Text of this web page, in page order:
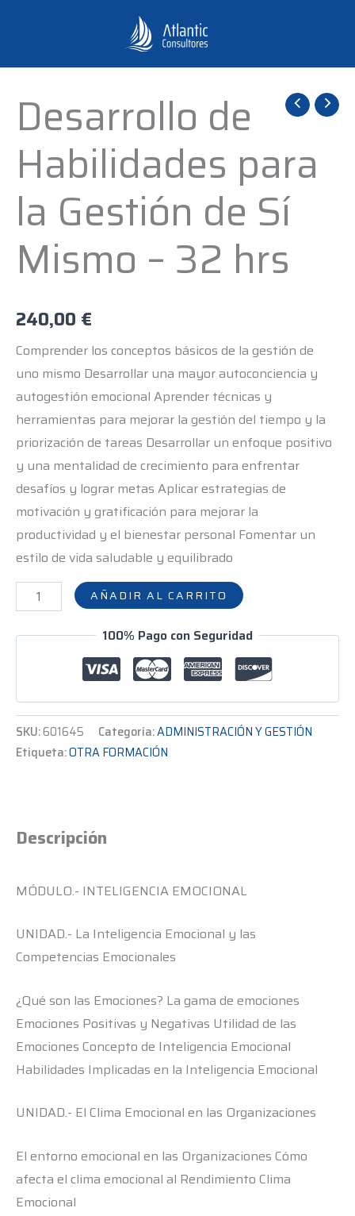
Desarrollo de
Habilidades para
la Gestión de Sí
Mismo – 32 hrs
240,00 €
Comprender los conceptos básicos de la gestión de
uno mismo Desarrollar una mayor autoconciencia y
autogestión emocional Aprender técnicas y
herramientas para mejorar la gestión del tiempo y la
priorización de tareas Desarrollar un enfoque positivo
y una mentalidad de crecimiento para enfrentar
desafíos y lograr metas Aplicar estrategias de
motivación y gratificación para mejorar la
productividad y el bienestar personal Fomentar un
estilo de vida saludable y equilibrado
Desarrollo
de
Habilidades
para
la
Gestión
de
Sí
-
hrs
cantidad
AÑADIR AL CARRITO
100% Pago con Seguridad
SKU:601645 Categoría:ADMINISTRACIÓN Y GESTIÓN
Etiqueta:OTRA FORMACIÓN
Descripción
MÓDULO.- INTELIGENCIA EMOCIONAL
UNIDAD.- La Inteligencia Emocional y las
Competencias Emocionales
¿Qué son las Emociones? La gama de emociones
Emociones Positivas y Negativas Utilidad de las
Emociones Concepto de Inteligencia Emocional
Habilidades Implicadas en la Inteligencia Emocional
UNIDAD.- El Clima Emocional en las Organizaciones
El entorno emocional en las Organizaciones Cómo
afecta el clima emocional al Rendimiento Clima
Emocional